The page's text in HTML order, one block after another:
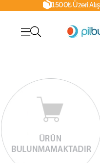
1500₺ Üzeri